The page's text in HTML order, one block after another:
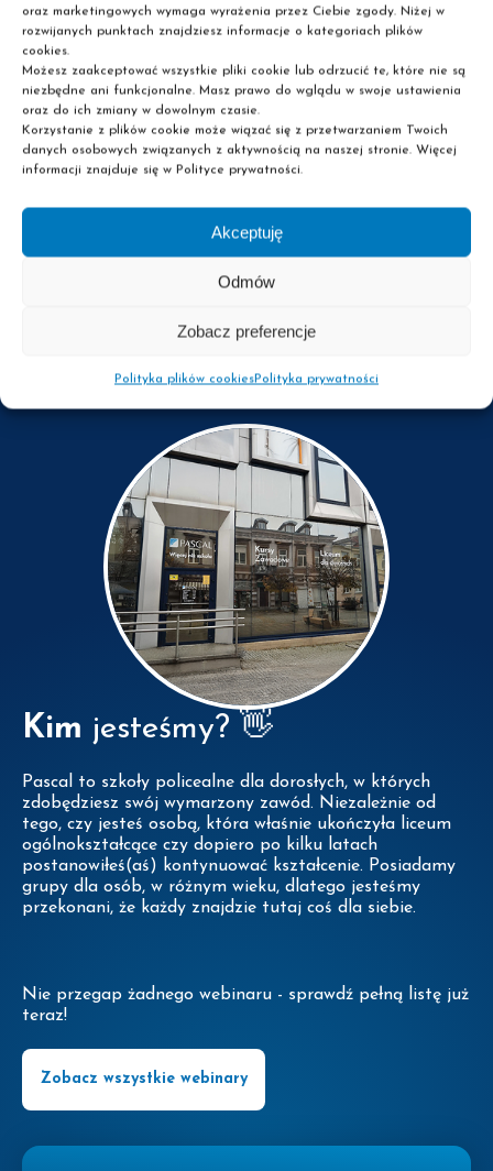
oraz marketingowych wymaga wyrażenia przez Ciebie zgody. Niżej w
rozwijanych punktach znajdziesz informacje o kategoriach plików
cookies.
Możesz zaakceptować wszystkie pliki cookie lub odrzucić te, które nie są
niezbędne ani funkcjonalne. Masz prawo do wglądu w swoje ustawienia
oraz do ich zmiany w dowolnym czasie.
Korzystanie z plików cookie może wiązać się z przetwarzaniem Twoich
danych osobowych związanych z aktywnością na naszej stronie. Więcej
informacji znajduje się w Polityce prywatności.
Akceptuję
Odmów
Zobacz preferencje
Polityka plików cookiesPolityka prywatności
Tymienieckiego 25c/90, 90-350 Łódź, jako administratora danych
osobowych, w celach marketingowych, zgodnie z bezwzględnie
obowiązującymi przepisami prawa. Zostałem poinformowany o tym, że
swoich danych, ich poprawiania, a także wycofania udzielonej zgody w
dowolnym momencie, a także o pozostałych kwestiach wynikających z art.
13 RODO, dostępnych w Polityce prywatności GRUPA PASCAL sp. z o.o.
Rozwiń
Tak, chcę być informowany/a e-mailowo o wydarzeniach, materiałach,
promocjach i ofertach specjalnych przez GRUPA PASCAL sp. z o.o. z
z tym zgadzam się na otrzymywanie informacji handlowych wysyłanych
przez GRUPA PASCAL sp. z o.o. na wyżej podany adres e-mail. Zostałem
poinformowany o tym, że mogę wycofać tak udzieloną zgodę w dowolnym
momencie, a także o pozostałych kwestiach wynikających z art. 13 RODO,
dostępnych w Polityce prywatności GRUPA PASCAL sp. z o.o.
Przeczytałem i akceptujęPolitykę Prywatności
Wyślij kontakt
Kim jesteśmy? 👋
Pascal to szkoły policealne dla dorosłych, w których
zdobędziesz swój wymarzony zawód. Niezależnie od
tego, czy jesteś osobą, która właśnie ukończyła liceum
ogólnokształcące czy dopiero po kilku latach
postanowiłeś(aś) kontynuować kształcenie. Posiadamy
grupy dla osób, w różnym wieku, dlatego jesteśmy
przekonani, że każdy znajdzie tutaj coś dla siebie.
Nie przegap żadnego webinaru - sprawdź pełną listę już
teraz!
Zobacz wszystkie webinary